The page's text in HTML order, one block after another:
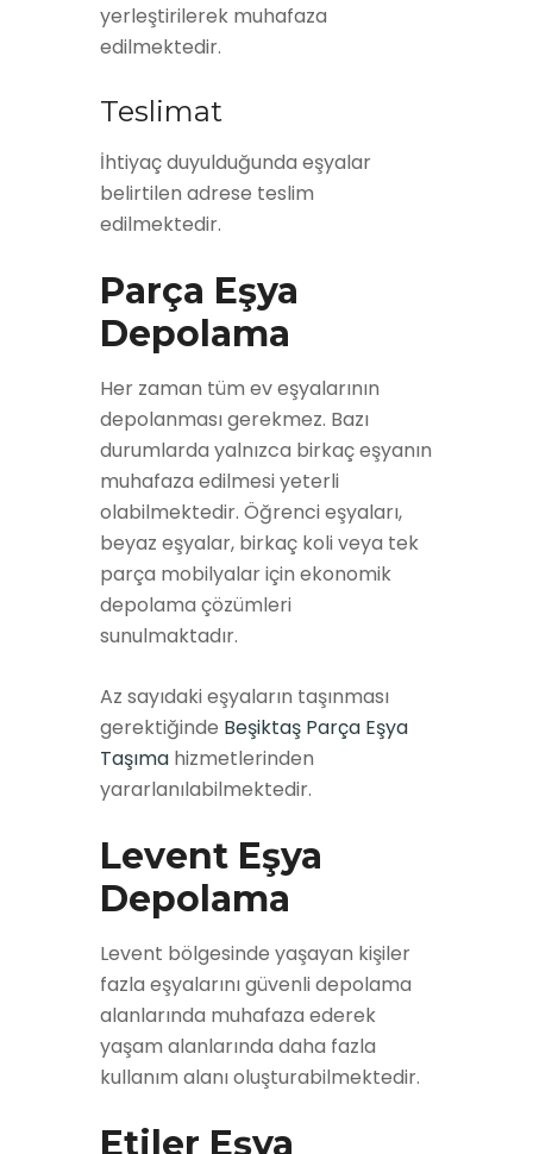
yerleştirilerek muhafaza
edilmektedir.
Teslimat
İhtiyaç duyulduğunda eşyalar
belirtilen adrese teslim
edilmektedir.
Parça Eşya
Depolama
Her zaman tüm ev eşyalarının
depolanması gerekmez. Bazı
durumlarda yalnızca birkaç eşyanın
muhafaza edilmesi yeterli
olabilmektedir. Öğrenci eşyaları,
beyaz eşyalar, birkaç koli veya tek
parça mobilyalar için ekonomik
depolama çözümleri
sunulmaktadır.
Az sayıdaki eşyaların taşınması
gerektiğinde Beşiktaş Parça Eşya
Taşıma hizmetlerinden
yararlanılabilmektedir.
Levent Eşya
Depolama
Levent bölgesinde yaşayan kişiler
fazla eşyalarını güvenli depolama
alanlarında muhafaza ederek
yaşam alanlarında daha fazla
kullanım alanı oluşturabilmektedir.
Etiler Eşya